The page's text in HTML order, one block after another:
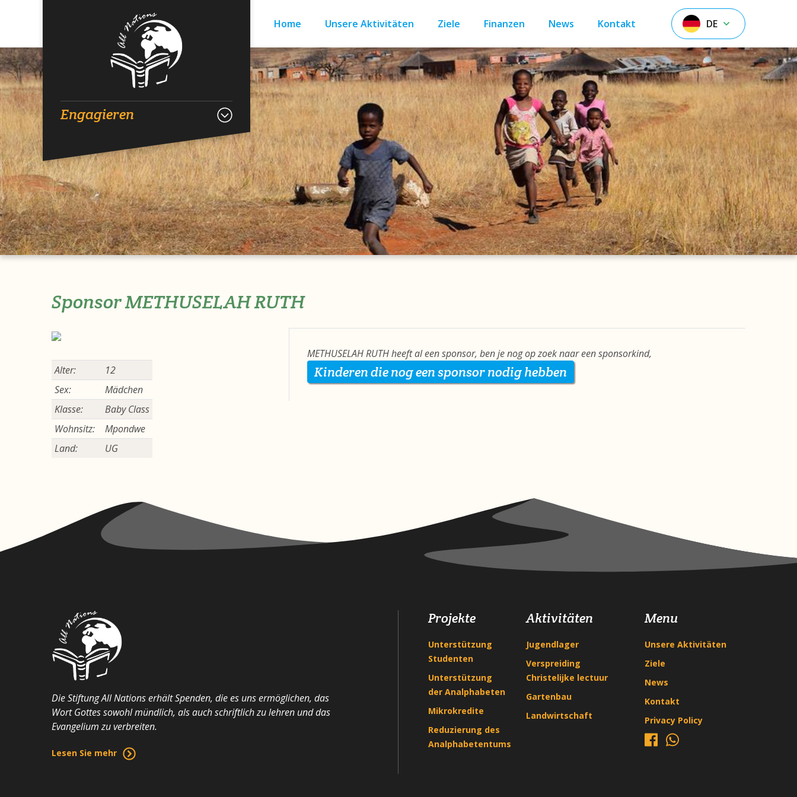
Engagieren
Home Unsere Aktivitäten Ziele Finanzen News Kontakt DE
Sponsor METHUSELAH RUTH
Alter:
12
Sex:
Mädchen
Klasse:
Baby Class
Wohnsitz:
Mpondwe
Land:
UG
METHUSELAH RUTH heeft al een sponsor, ben je nog op zoek naar een sponsorkind,
Kinderen die nog een sponsor nodig hebben
Die Stiftung All Nations erhält Spenden, die es uns ermöglichen, das
Wort Gottes sowohl mündlich, als auch schriftlich zu lehren und das
Evangelium zu verbreiten.
Lesen Sie mehr
Projekte
Unterstützung
Studenten
Unterstützung
der Analphabeten
Mikrokredite
Reduzierung des
Analphabetentums
Aktivitäten
Jugendlager
Verspreiding
Christelijke lectuur
Gartenbau
Landwirtschaft
Menu
Unsere Aktivitäten
Ziele
News
Kontakt
Privacy Policy